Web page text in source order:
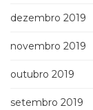
dezembro 2019
novembro 2019
outubro 2019
setembro 2019